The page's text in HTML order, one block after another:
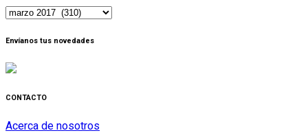
Publicaciones
mes
Envíanos tus novedades
CONTACTO
Acerca de nosotros